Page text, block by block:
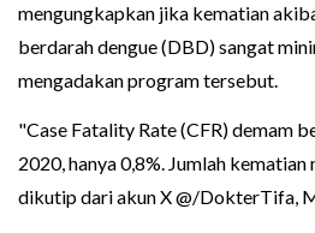
mengungkapkan jika kematian
berdarah dengue (DBD) sangat
mengadakan program tersebut.
"Case Fatality Rate (CFR) demam
2020, hanya 0,8%. Jumlah
dikutip dari akun X @/DokterTifa,